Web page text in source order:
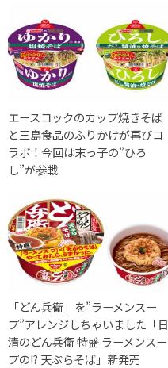
エースコックのカップ焼きそば
と三島食品のふりかけが再びコ
ラボ！今回は末っ子の”ひろ
し”が参戦
「どん兵衛」を”ラーメンスー
プ”アレンジしちゃいました「日
清のどん兵衛 特盛 ラーメンスー
プの!? 天ぷらそば」新発売